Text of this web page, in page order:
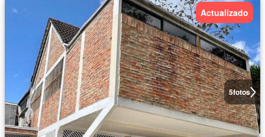
5fotos
Actualizado